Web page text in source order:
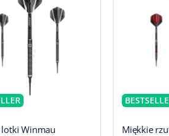
Winmau
Miękkie